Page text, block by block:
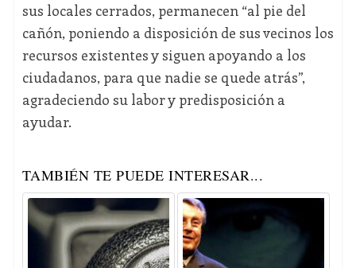
sus locales cerrados, permanecen “al pie del
cañón, poniendo a disposición de sus vecinos los
recursos existentes y siguen apoyando a los
ciudadanos, para que nadie se quede atrás”,
agradeciendo su labor y predisposición a
ayudar.
TAMBIÉN TE PUEDE INTERESAR...